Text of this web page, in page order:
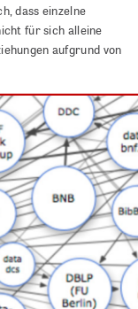
dass einzelne
für sich alleine
aufgrund von